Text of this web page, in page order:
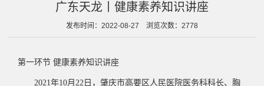
广东天龙丨健康素养知识讲座
发布时间：2022-08-27 浏览次数：2778
第一环节 健康素养知识讲座
2021年10月 22 日， 肇庆市高要区人民医院医务科科长、胸